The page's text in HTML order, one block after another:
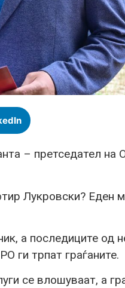
– претседател на
Лукровски? Еден
а последиците од
ги трпат граѓаните.
се влошуваат, а